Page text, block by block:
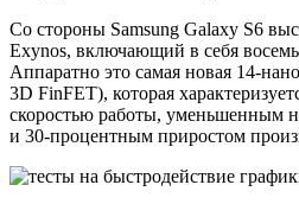
Со стороны Samsung Galaxy S6
Exynos, включающий в себя
Аппаратно это самая новая 14-
3D FinFET), которая
скоростью работы, уменьшенным
и 30-процентным приростом